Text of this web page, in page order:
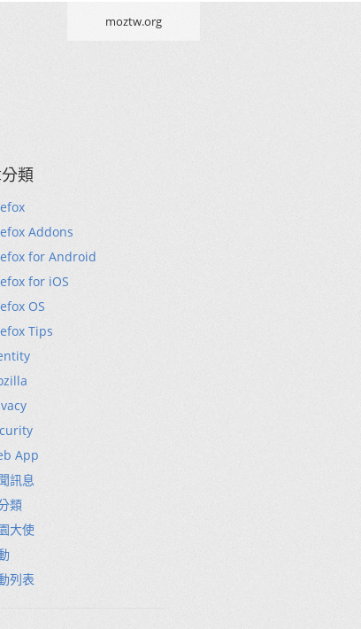
moztw.org
類
Addons
for Android
for iOS
OS
Tips
App
訊息
類
大使
列表